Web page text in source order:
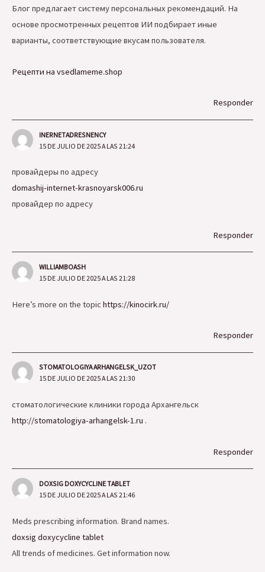
Блог предлагает систему персональных рекомендаций. На
основе просмотренных рецептов ИИ подбирает иные
варианты, соответствующие вкусам пользователя.
Рецепти на vsedlameme.shop
Responder
INERNETADRESNENCY
15 DE JULIO DE 2025 A LAS 21:24
провайдеры по адресу
domashij-internet-krasnoyarsk006.ru
провайдер по адресу
Responder
WILLIAMBOASH
15 DE JULIO DE 2025 A LAS 21:28
Here’s more on the topic https://kinocirk.ru/
Responder
STOMATOLOGIYA ARHANGELSK_UZOT
15 DE JULIO DE 2025 A LAS 21:30
стоматологические клиники города Архангельск
http://stomatologiya-arhangelsk-1.ru .
Responder
DOXSIG DOXYCYCLINE TABLET
15 DE JULIO DE 2025 A LAS 21:46
Meds prescribing information. Brand names.
doxsig doxycycline tablet
All trends of medicines. Get information now.